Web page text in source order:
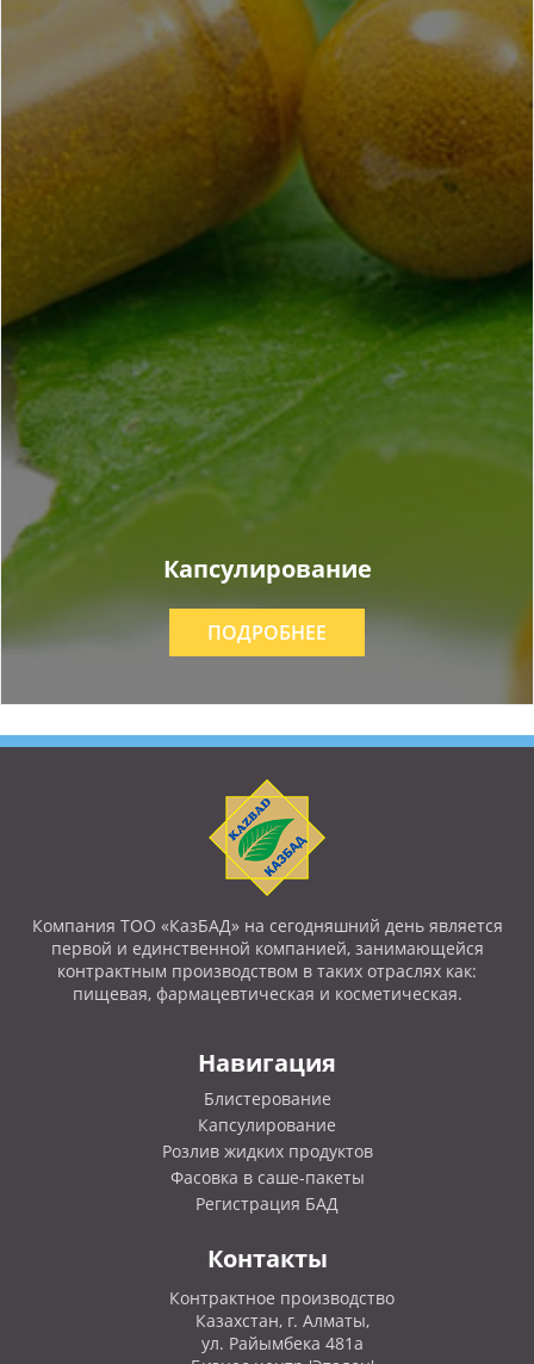
Капсулирование
ПОДРОБНЕЕ
Компания ТОО «КазБАД» на сегодняшний день является
первой и единственной компанией, занимающейся
контрактным производством в таких отраслях как:
пищевая, фармацевтическая и косметическая.
Навигация
Блистерование
Капсулирование
Розлив жидких продуктов
Фасовка в саше-пакеты
Регистрация БАД
Контакты
Контрактное производство
Казахстан, г. Алматы,
ул. Райымбека 481а